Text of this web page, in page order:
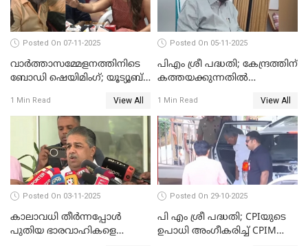
Posted On 07-11-2025
വാർത്താസമ്മേളനത്തിനിടെ
ബോഡി ഷെയിമിംഗ്; യൂട്യൂബ്
മറുപടിയുമായി ഗൗരി കിഷന്‍
WATCH VIDEO
1 Min Read View All
Posted On 05-11-2025
പിഎം ശ്രീ പദ്ധതി; കേന്ദ്രത്തിന്
കത്തയക്കുന്നതില്‍
വി.ശിവന്‍കുട്ടി WATCH VIDEO
1 Min Read View All
Posted On 03-11-2025
കാലാവധി തീര്‍ന്നപ്പോള്‍
പുതിയ ഭാരവാഹികളെ
Posted On 29-10-2025
പി എം ശ്രീ പദ്ധതി; CPIയുടെ
ഉപാധി അംഗീകരിച്ച് CPIM